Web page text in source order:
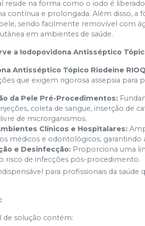
reside na forma como o iodo é
contínua e prolongada. Além disso, a
sendo facilmente removível com
em ambientes de saúde.
a Iodopovidona Antisséptico
Antisséptico Tópico Riodeine
que exigem rigorosa assepsia para
da Pele Pré-Procedimentos:
coleta de sangue, inserção
de microrganismos.
Clínicos e Hospitalares:
médicos e odontológicos, garantindo
e Desinfecção: Proporciona uma
risco de infecções pós-procedimento.
para profissionais da
de solução contém: